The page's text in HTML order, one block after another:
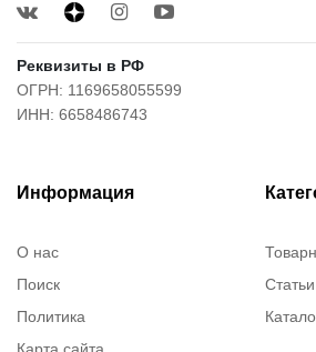
Реквизиты в РФ
ОГРН: 1169658055599
ИНН: 6658486743
Информация
О нас
Поиск
Политика
Карта сайта
Статьи